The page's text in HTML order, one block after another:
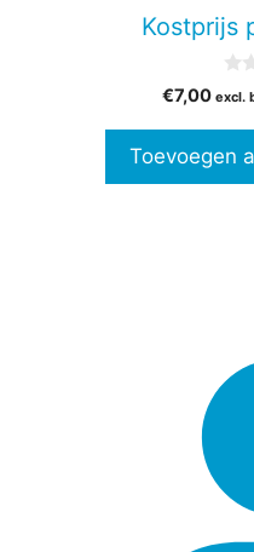
Kostprijs
v
5
€7,00 excl.
Toevoegen